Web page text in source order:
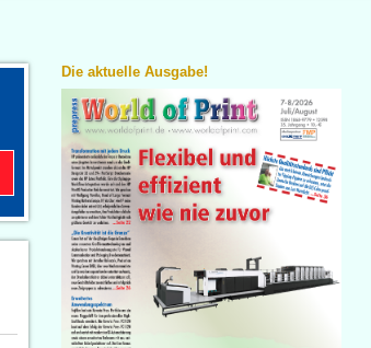
Die aktuelle Ausgabe!